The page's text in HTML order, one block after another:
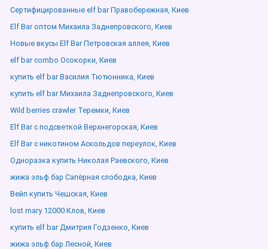
Сертифицированные elf bar Правобережная, Киев
Elf Bar оптом Михаила Заднепровского, Киев
Новые вкусы Elf Bar Петровская аллея, Киев
elf bar combo Осокорки, Киев
купить elf bar Василия Тютюнника, Киев
купить elf bar Михаила Заднепровского, Киев
Wild berries crawler Теремки, Киев
Elf Bar с подсветкой Верхнегорская, Киев
Elf Bar с никотином Аскольдов переулок, Киев
Одноразка купить Николая Раевского, Киев
жижа эльф бар Сапёрная слободка, Киев
Вейп купить Чешская, Киев
lost mary 12000 Клов, Киев
купить elf bar Дмитрия Годзенко, Киев
жижа эльф бар Лесной, Киев